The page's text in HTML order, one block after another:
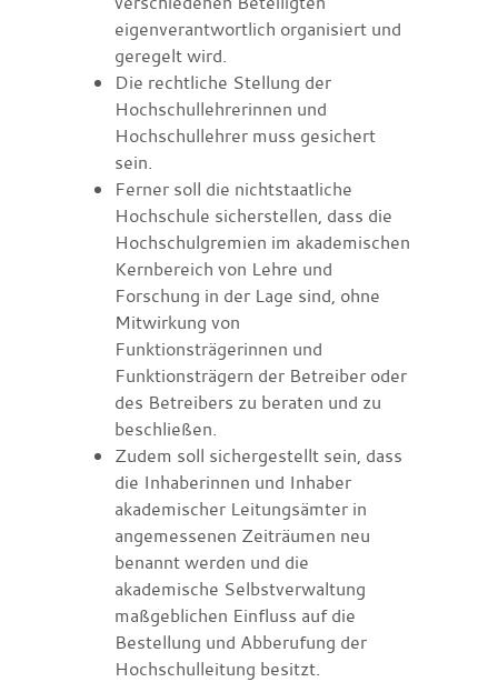
eigenverantwortlich organisiert und
geregelt wird.
Die rechtliche Stellung der
Hochschullehrerinnen und
Hochschullehrer muss gesichert
sein.
Ferner soll die nichtstaatliche
Hochschule sicherstellen, dass die
Hochschulgremien im akademischen
Kernbereich von Lehre und
Forschung in der Lage sind, ohne
Mitwirkung von
Funktionsträgerinnen und
Funktionsträgern der Betreiber oder
des Betreibers zu beraten und zu
beschließen.
Zudem soll sichergestellt sein, dass
die Inhaberinnen und Inhaber
akademischer Leitungsämter in
angemessenen Zeiträumen neu
benannt werden und die
akademische Selbstverwaltung
maßgeblichen Einfluss auf die
Bestellung und Abberufung der
Hochschulleitung besitzt.